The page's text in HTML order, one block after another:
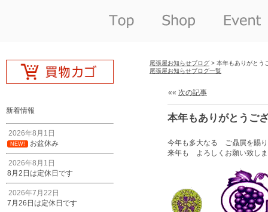
新着情報
2026年8月1日
NEW! お盆休み
2026年8月1日
8月2日は定休日です
2026年7月22日
7月26日は定休日です
尾張屋お知らせブログ > 本年もありがとう
尾張屋お知らせブログ一覧
«« 次の記事
本年もありがとうご
今年も多大なる ご贔屓を賜
来年も よろしくお願い致し